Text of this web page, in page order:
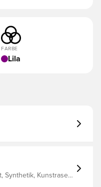
FARBE
Lila
Synthetik, Kunstrasen